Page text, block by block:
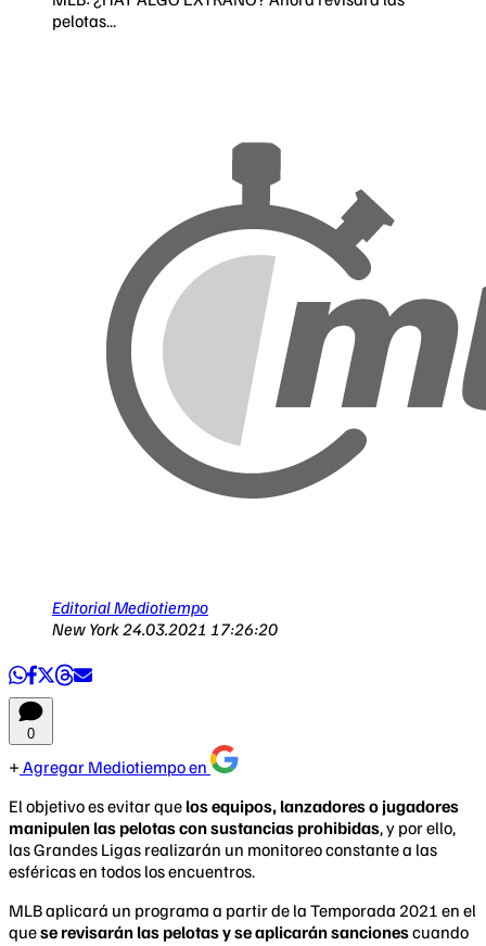
pelotas...
Editorial Mediotiempo
New York24.03.2021 17:26:20
0
Agregar Mediotiempo en
El objetivo es evitar que los equipos, lanzadores o jugadores
manipulen las pelotas con sustancias prohibidas, y por ello,
las Grandes Ligas realizarán un monitoreo constante a las
esféricas en todos los encuentros.
MLB aplicará un programa a partir de la Temporada 2021 en el
quese revisarán las pelotas y se aplicarán sancionescuando